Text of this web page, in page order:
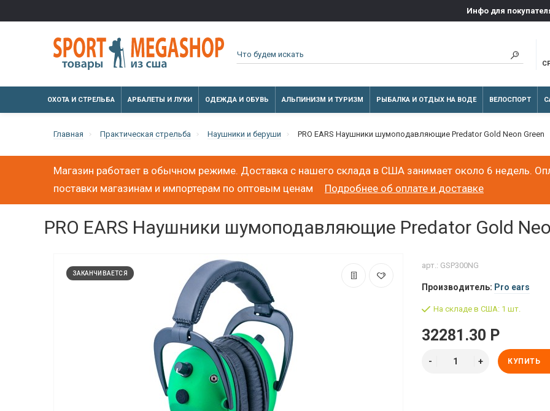
Инфо для
ОХОТА И СТРЕЛЬБА АРБАЛЕТЫ И ЛУКИ ОДЕЖДА И ОБУВЬ АЛЬПИНИЗМ И ТУРИЗМ РЫБАЛКА И ОТДЫХ НА ВОДЕ ВЕЛОСПОРТ
Главная Практическая стрельба Наушники и беруши PRO EARS Наушники шумоподавляющие Predator Gold Neon Green
Магазин работает в обычном режиме. Доставка с нашего склада в США занимает около 6 недель.
поставки магазинам и импортерам по оптовым ценам
Подробнее об оплате и доставке
PRO EARS Наушники шумоподавляющие Predator Gold
ЗАКАНЧИВАЕТСЯ
арт.: GSP300NG
Производитель: Pro ears
На складе в США: 1 шт.
32281.30 Р
КУПИТЬ